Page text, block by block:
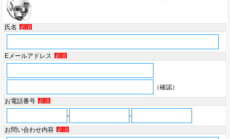
氏名 必須
Eメールアドレス 必須
（確認）
お電話番号 必須
-
-
お問い合わせ内容 必須
ポータフォン（PORTAPHONE）
ギルマンギア（Gilman Gear）
サムプロ（ThumbPRO）